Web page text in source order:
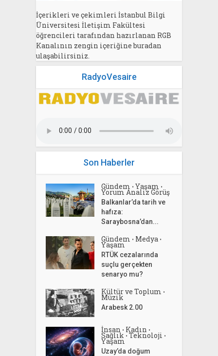
İçerikleri ve çekimleri İstanbul Bilgi
Üniversitesi İletişim Fakültesi
öğrencileri tarafından hazırlanan RGB
Kanalının zengin içeriğine buradan
ulaşabilirsiniz.
RadyoVesaire
Son Haberler
Gündem • Yaşam •
Yorum Analiz Görüş
Balkanlar’da tarih ve
hafıza:
Saraybosna’dan...
Gündem • Medya •
Yaşam
RTÜK cezalarında
suçlu gerçekten
senaryo mu?
Kültür ve Toplum •
Müzik
Arabesk 2.00
İnsan • Kadın •
Sağlık • Teknoloji •
Yaşam
Uzay’da doğum